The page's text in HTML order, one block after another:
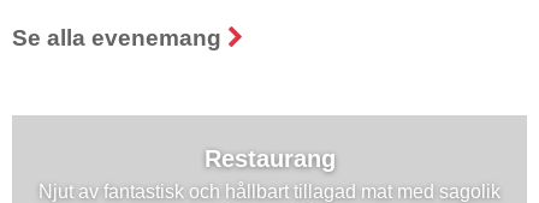
Se alla evenemang
Restaurang
Njut av fantastisk och hållbart tillagad mat med sagolik